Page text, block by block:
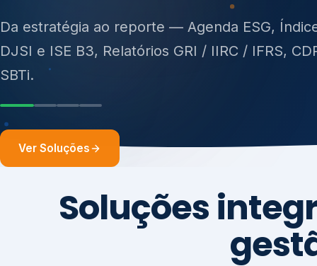
ISO 27701, ISO 42001, ISO 37001, ISO 9001,
14001, ISO 45001, ONA e PNQ — Gestão de
sólidos (PGRS/PMGRS).
Ver Soluções
Soluções